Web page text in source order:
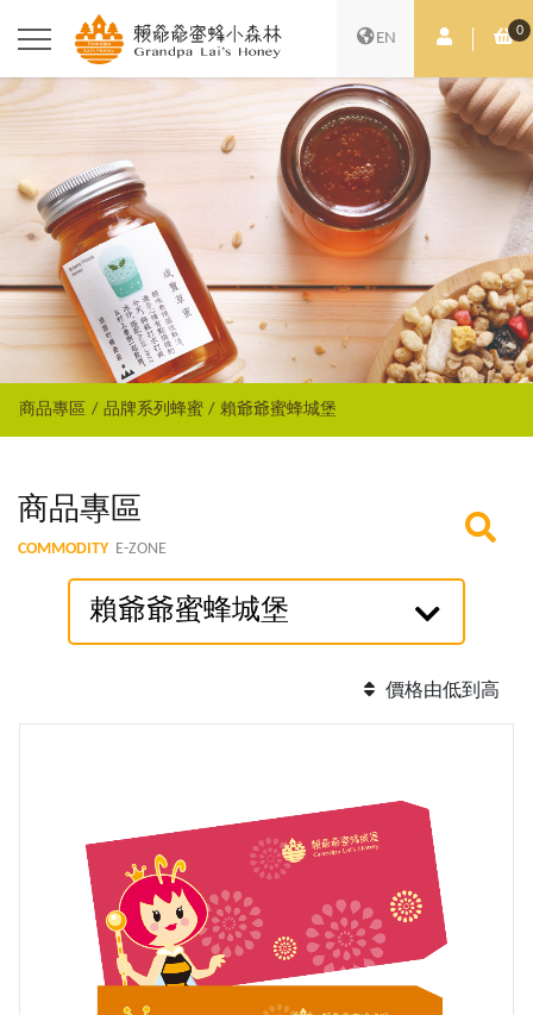
EN 會員中心0
購
商品專區 品牌系列蜂蜜 賴爺爺蜜蜂城堡
商品專區
COMMODITY E-ZONE
賴爺爺蜜蜂城堡
價格由低到高